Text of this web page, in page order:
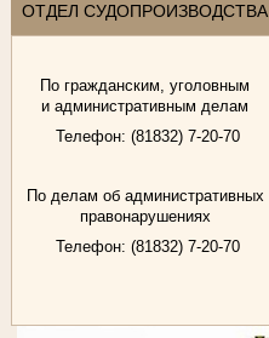
ОТДЕЛ СУДОПРОИЗВОДСТВА
По гражданским, уголовным
и административным делам
Телефон: (81832) 7-20-70
По делам об административных
правонарушениях
Телефон: (81832) 7-20-70